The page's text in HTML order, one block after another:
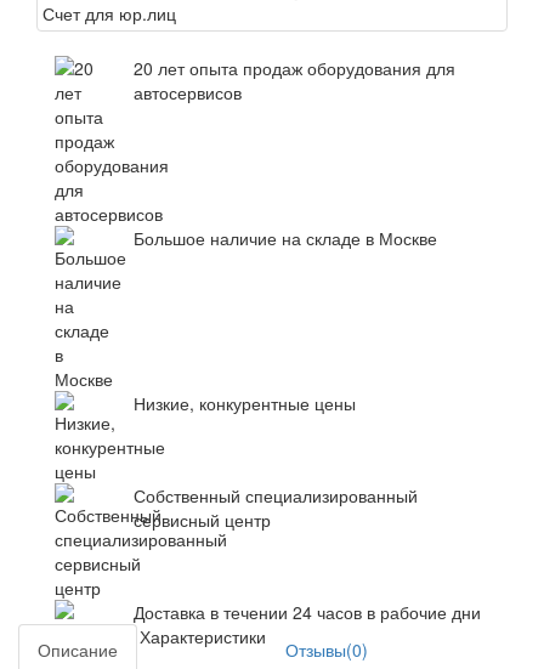
Счет для юр.лиц
20 лет опыта продаж оборудования для
автосервисов
Большое наличие на складе в Москве
Низкие, конкурентные цены
Собственный специализированный
сервисный центр
Доставка в течении 24 часов в рабочие дни
Описание
Характеристики
Отзывы(0)